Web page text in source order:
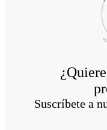
Suscríbete a